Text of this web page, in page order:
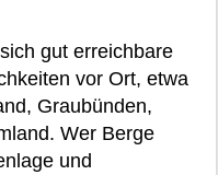
gut erreichbare
vor Ort, etwa
Graubünden,
Wer Berge
und